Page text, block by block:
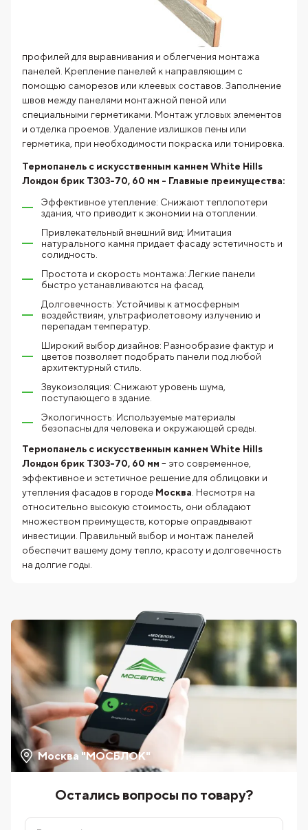
профилей для выравнивания и облегчения монтажа
панелей. Крепление панелей к направляющим с
помощью саморезов или клеевых составов. Заполнение
швов между панелями монтажной пеной или
специальными герметиками. Монтаж угловых элементов
и отделка проемов. Удаление излишков пены или
герметика, при необходимости покраска или тонировка.
Термопанель с искусственным камнем White Hills
Лондон брик T303-70, 60 мм - Главные преимущества:
Эффективное утепление: Снижают теплопотери
здания, что приводит к экономии на отоплении.
Привлекательный внешний вид: Имитация
натурального камня придает фасаду эстетичность и
солидность.
Простота и скорость монтажа: Легкие панели
быстро устанавливаются на фасад.
Долговечность: Устойчивы к атмосферным
воздействиям, ультрафиолетовому излучению и
перепадам температур.
Широкий выбор дизайнов: Разнообразие фактур и
цветов позволяет подобрать панели под любой
архитектурный стиль.
Звукоизоляция: Снижают уровень шума,
поступающего в здание.
Экологичность: Используемые материалы
безопасны для человека и окружающей среды.
Термопанель с искусственным камнем White Hills
Лондон брик T303-70, 60 мм – это современное,
эффективное и эстетичное решение для облицовки и
утепления фасадов в городе Москва . Несмотря на
относительно высокую стоимость, они обладают
множеством преимуществ, которые оправдывают
инвестиции. Правильный выбор и монтаж панелей
обеспечит вашему дому тепло, красоту и долговечность
на долгие годы.
Москва "МОСБЛОК"
Остались вопросы по товару?